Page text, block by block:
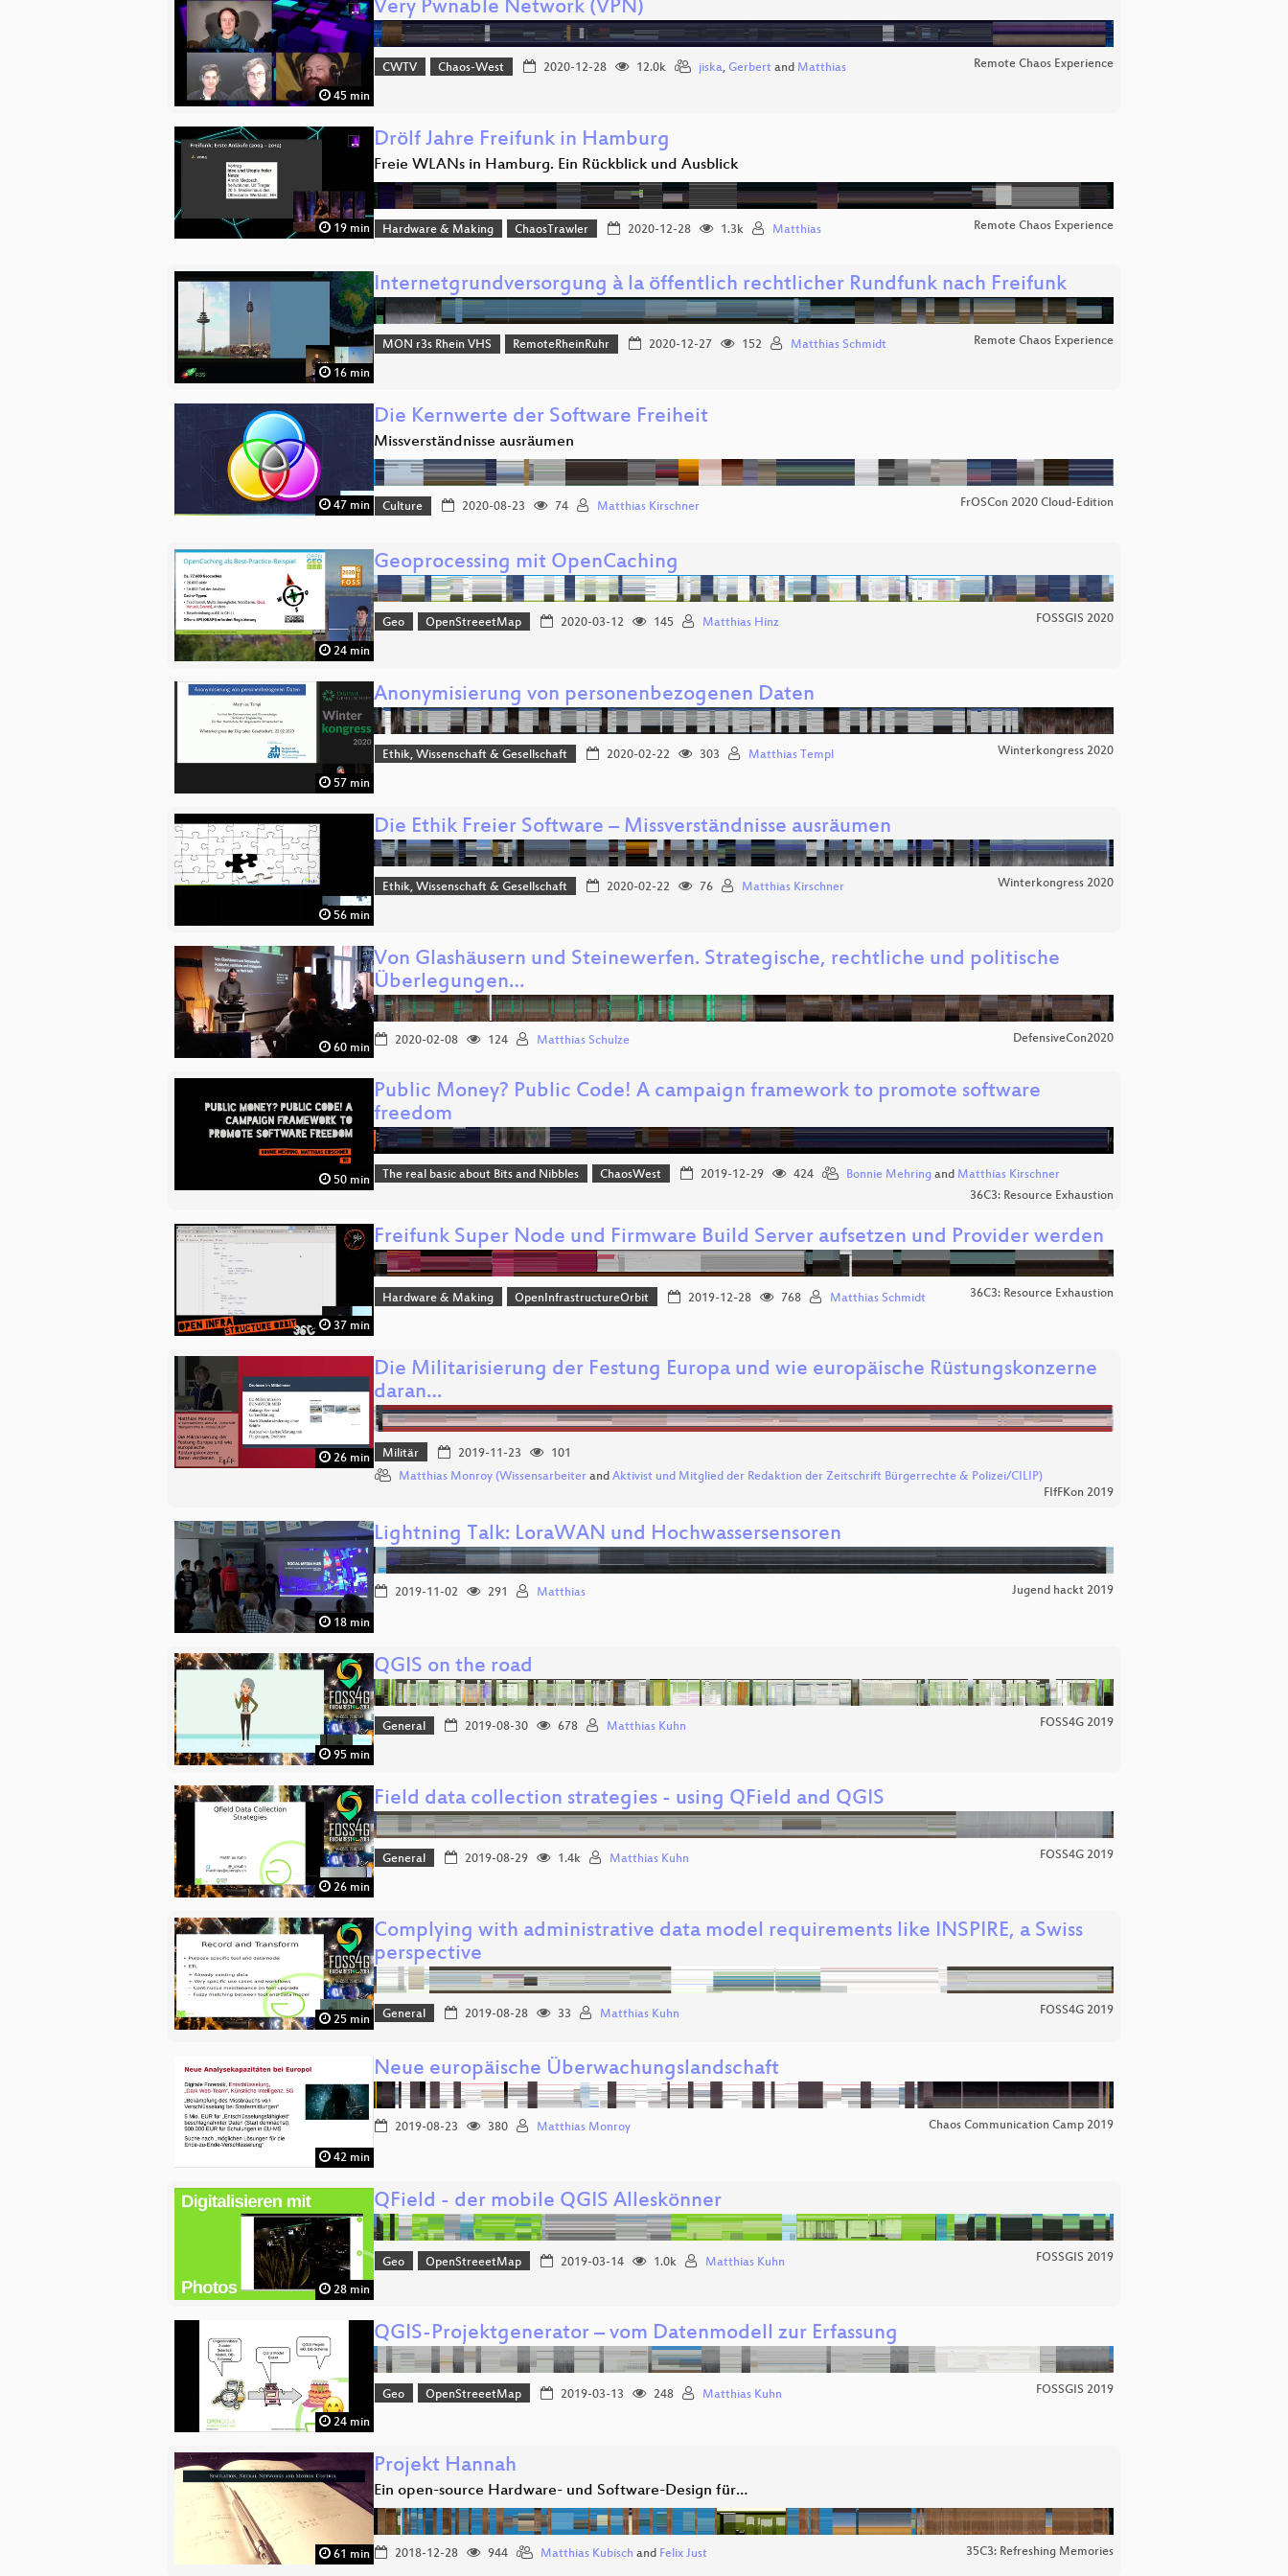
45 min
Very Pwnable Network (VPN)
CWTV Chaos-West 2020-12-28 12.0k jiska, Gerbertand Matthias Remote Chaos Experience
19 min
Drölf Jahre Freifunk in Hamburg
Freie WLANs in Hamburg. Ein Rückblick und Ausblick
Hardware & Making ChaosTrawler 2020-12-28 1.3k Matthias Remote Chaos Experience
16 min
Internetgrundversorgung à la öffentlich rechtlicher Rundfunk nach Freifunk
MON r3s Rhein VHS RemoteRheinRuhr 2020-12-27 152 Matthias Schmidt Remote Chaos Experience
47 min
Die Kernwerte der Software Freiheit
Missverständnisse ausräumen
Culture 2020-08-23 74 Matthias Kirschner FrOSCon 2020 Cloud-Edition
24 min
Geoprocessing mit OpenCaching
Geo OpenStreeetMap 2020-03-12 145 Matthias Hinz FOSSGIS 2020
57 min
Anonymisierung von personenbezogenen Daten
Ethik, Wissenschaft & Gesellschaft 2020-02-22 303 Matthias Templ Winterkongress 2020
56 min
Die Ethik Freier Software – Missverständnisse ausräumen
Ethik, Wissenschaft & Gesellschaft 2020-02-22 76 Matthias Kirschner Winterkongress 2020
60 min
Von Glashäusern und Steinewerfen. Strategische, rechtliche und politische
Überlegungen…
2020-02-08 124 Matthias Schulze DefensiveCon2020
50 min
Public Money? Public Code! A campaign framework to promote software
freedom
The real basic about Bits and Nibbles ChaosWest 2019-12-29 424 Bonnie Mehringand Matthias Kirschner
36C3: Resource Exhaustion
37 min
Freifunk Super Node und Firmware Build Server aufsetzen und Provider werden
Hardware & Making OpenInfrastructureOrbit 2019-12-28 768 Matthias Schmidt 36C3: Resource Exhaustion
26 min
Die Militarisierung der Festung Europa und wie europäische Rüstungskonzerne
daran…
Militär 2019-11-23
101
Matthias Monroy (Wissensarbeiter and Aktivist und Mitglied der Redaktion der Zeitschrift Bürgerrechte & Polizei/CILIP)
FIfFKon 2019
18 min
Lightning Talk: LoraWAN und Hochwassersensoren
2019-11-02 291 Matthias Jugend hackt 2019
95 min
QGIS on the road
General 2019-08-30 678 Matthias Kuhn FOSS4G 2019
26 min
Field data collection strategies - using QField and QGIS
General 2019-08-29 1.4k Matthias Kuhn FOSS4G 2019
25 min
Complying with administrative data model requirements like INSPIRE, a Swiss
perspective
General 2019-08-28 33 Matthias Kuhn FOSS4G 2019
42 min
Neue europäische Überwachungslandschaft
2019-08-23 380 Matthias Monroy Chaos Communication Camp 2019
28 min
QField - der mobile QGIS Alleskönner
Geo OpenStreeetMap 2019-03-14 1.0k Matthias Kuhn FOSSGIS 2019
24 min
QGIS-Projektgenerator – vom Datenmodell zur Erfassung
Geo OpenStreeetMap 2019-03-13 248 Matthias Kuhn FOSSGIS 2019
61 min
Projekt Hannah
Ein open-source Hardware- und Software-Design für…
2018-12-28 944 Matthias Kubisch and Felix Just 35C3: Refreshing Memories